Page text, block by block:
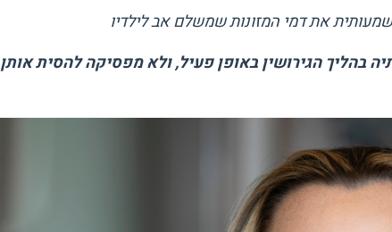
את דמי המזונות שמשלם אב לילדיו
בהליך הגירושין באופן פעיל, ולא מפסיקה להסית אותן